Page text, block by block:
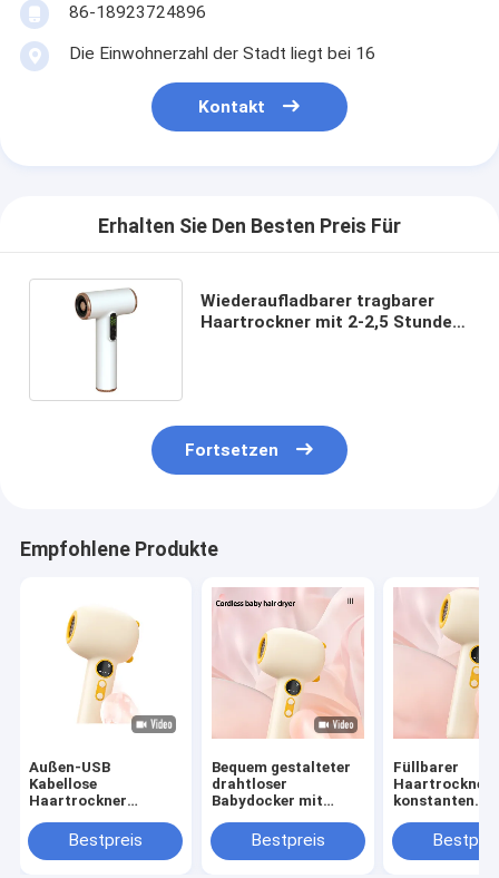
86-18923724896
Die Einwohnerzahl der Stadt liegt bei 16
Kontakt
Erhalten Sie Den Besten Preis Für
Wiederaufladbarer tragbarer
Haartrockner mit 2-2,5 Stunden
Fortsetzen
Empfohlene Produkte
Außen-USB
Kabellose
Haartrockner
Haartrockner
Portable Ladung
Bestpreis
Bequem gestalteter
drahtloser
Babydocker mit
Gelb / BlauBestpreis
Füllbarer
Haartrockner
konstanten
die Haut des
schützt und